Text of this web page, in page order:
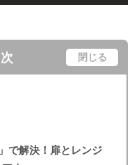
閉じる
で解決！扉とレンジ